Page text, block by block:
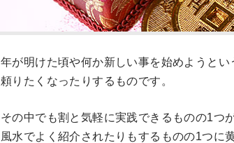
年が明けた頃や何か新しい事を始めようと
頼りたくなったりするものです。
その中でも割と気軽に実践できるものの1つ
風水でよく紹介されたりもするものの1つに